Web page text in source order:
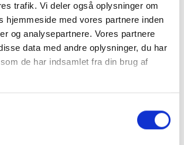
trafik. Vi deler også oplysninger om
hjemmeside med vores partnere inden
og analysepartnere. Vores partnere
data med andre oplysninger, du har
de har indsamlet fra din brug af
Fæster